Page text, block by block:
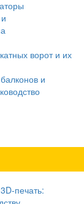
ворот и их
и
печать: